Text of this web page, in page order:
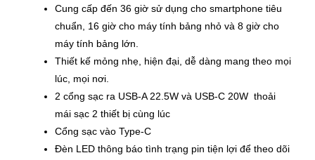
Cung cấp đến 36 giờ sử dụng cho smartphone tiêu
chuẩn, 16 giờ cho máy tính bảng nhỏ và 8 giờ cho
máy tính bảng lớn.
Thiết kế mỏng nhẹ, hiện đại, dễ dàng mang theo mọi
lúc, mọi nơi.
2 cổng sạc ra USB-A 22.5W và USB-C 20W  thoải
mái sạc 2 thiết bị cùng lúc
Cổng sạc vào Type-C
Đèn LED thông báo tình trạng pin tiện lợi để theo dõi